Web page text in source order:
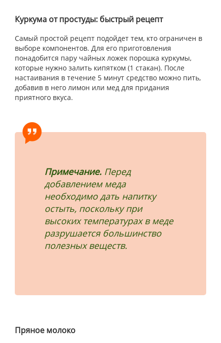
Куркума от простуды: быстрый рецепт
Самый простой рецепт подойдет тем, кто ограничен в
выборе компонентов. Для его приготовления
понадобится пару чайных ложек порошка куркумы,
которые нужно залить кипятком (1 стакан). После
настаивания в течение 5 минут средство можно пить,
добавив в него лимон или мед для придания
приятного вкуса.
Примечание. Перед
добавлением меда
необходимо дать напитку
остыть, поскольку при
высоких температурах в меде
разрушается большинство
полезных веществ.
Пряное молоко